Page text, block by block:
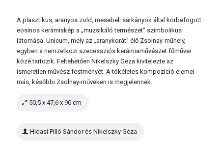
A plasztikus, aranyos zöld, mesebeli sárkányok által körbefogott
eosinos kerámiakép a „muzsikáló természet” szimbolikus
látomása. Unicum, mely az „aranykorát” élő Zsolnay-műhely,
egyben a nemzetközi szecessziós kerámiaművészet főművei
közé tartozik. Feltehetően Nikelszky Géza kivitelezte az
ismeretlen művész festményét. A tökéletes kompozíció elemei
más, későbbi Zsolnay-műveken is megjelennek.
50,5 x 47,6 x 90 cm
Hidasi Pilló Sándor és Nikelszky Géza